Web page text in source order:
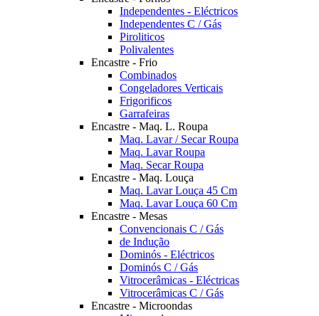
Independentes - Eléctricos
Independentes C / Gás
Piroliticos
Polivalentes
Encastre - Frio
Combinados
Congeladores Verticais
Frigorificos
Garrafeiras
Encastre - Maq. L. Roupa
Maq. Lavar / Secar Roupa
Maq. Lavar Roupa
Maq. Secar Roupa
Encastre - Maq. Louça
Maq. Lavar Louça 45 Cm
Maq. Lavar Louça 60 Cm
Encastre - Mesas
Convencionais C / Gás
de Indução
Dominós - Eléctricos
Dominós C / Gás
Vitrocerâmicas - Eléctricas
Vitrocerâmicas C / Gás
Encastre - Microondas